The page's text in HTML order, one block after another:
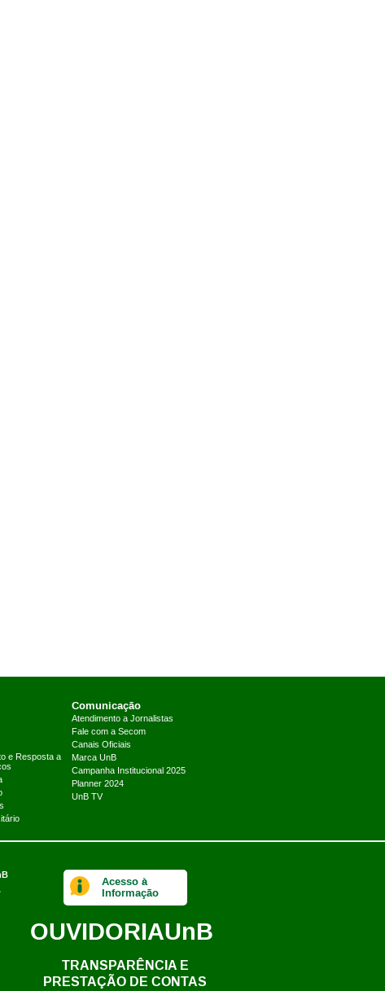
e Resposta a
Comunicação
Atendimento a Jornalistas
Fale com a Secom
Canais Oficiais
Marca UnB
Campanha Institucional 2025
Planner 2024
UnB TV
Acesso à
Informação
OUVIDORIAUnB
TRANSPARÊNCIA E
PRESTAÇÃO DE CONTAS